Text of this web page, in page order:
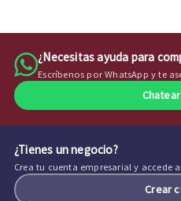
¿Necesitas ayuda para
Escríbenos por WhatsApp y te
¿Tienes un negocio?
Crea tu cuenta empresarial y accede
Crear